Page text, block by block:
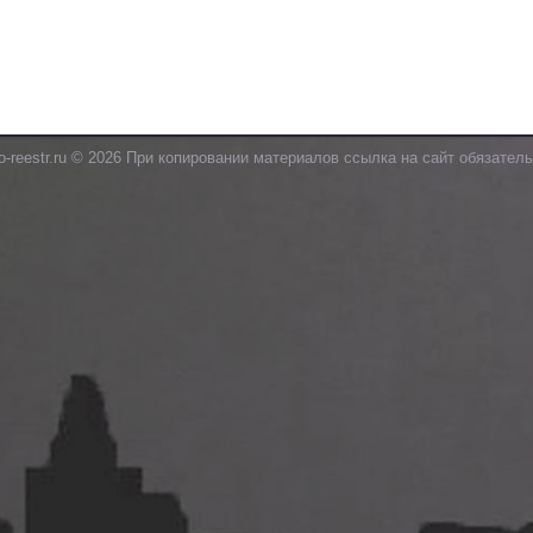
reestr.ru © 2026 При копировании материалов ссылка на сайт